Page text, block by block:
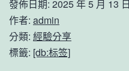
發佈日期: 2025 年 5 月 13 日
作者: admin
分類: 經驗分享
標籤: [db:标签]